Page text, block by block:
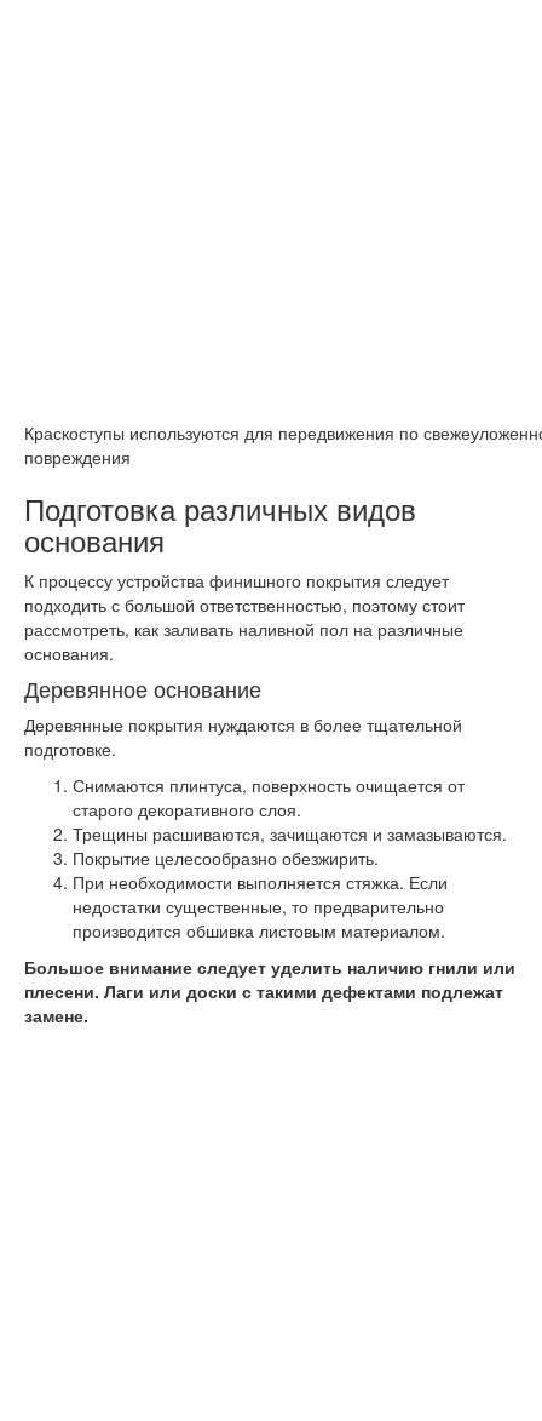
Краскоступы используются для передвижения по
повреждения
Подготовка различных видов
основания
К процессу устройства финишного покрытия следует
подходить с большой ответственностью, поэтому стоит
рассмотреть, как заливать наливной пол на различные
основания.
Деревянное основание
Деревянные покрытия нуждаются в более тщательной
подготовке.
Снимаются плинтуса, поверхность очищается от
старого декоративного слоя.
Трещины расшиваются, зачищаются и замазываются.
Покрытие целесообразно обезжирить.
При необходимости выполняется стяжка. Если
недостатки существенные, то предварительно
производится обшивка листовым материалом.
Большое внимание следует уделить наличию гнили или
плесени. Лаги или доски с такими дефектами подлежат
замене.